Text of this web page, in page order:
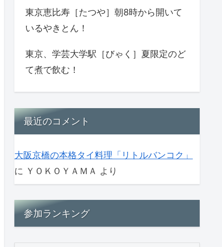
東京恵比寿［たつや］朝8時から開いて
いるやきとん！
東京、学芸大学駅［びゃく］夏限定のど
て煮で飲む！
最近のコメント
大阪京橋の本格タイ料理「リトルバンコク」
に ＹＯＫＯＹＡＭＡ より
参加ランキング